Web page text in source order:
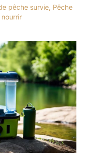
pêche survie, Pêche
nourrir